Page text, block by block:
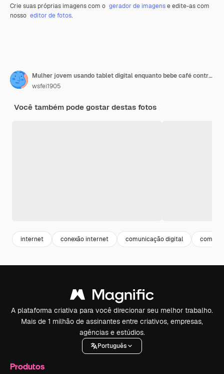
Crie suas próprias imagens com o gerador de imagense edite-as com
nosso editor de fotos.
Mulher jovem usando tablet digital enquanto bebe café contra colegas
wsfei1905
Você também pode gostar destas fotos
internet conexão internet comunicação digital
A plataforma criativa para você direcionar seu melhor trabalho.
Mais de 1 milhão de assinantes entre criativos, empresas,
agências e estúdios.
Português
Produtos